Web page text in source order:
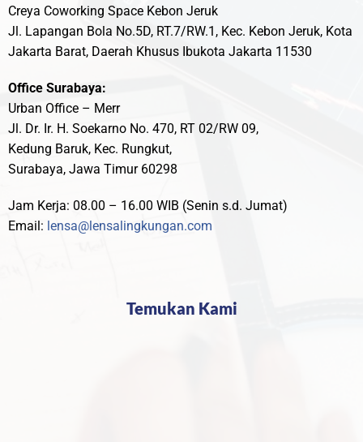
Creya Coworking Space Kebon Jeruk
Jl. Lapangan Bola No.5D, RT.7/RW.1, Kec. Kebon Jeruk, Kota
Jakarta Barat, Daerah Khusus Ibukota Jakarta 11530
Office Surabaya:
Urban Office – Merr
Jl. Dr. Ir. H. Soekarno No. 470, RT 02/RW 09,
Kedung Baruk, Kec. Rungkut,
Surabaya, Jawa Timur 60298
Jam Kerja: 08.00 – 16.00 WIB (Senin s.d. Jumat)
Email: lensa@lensalingkungan.com
Temukan Kami